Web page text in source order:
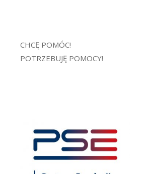
CHCĘ POMÓC!
POTRZEBUJĘ POMOCY!